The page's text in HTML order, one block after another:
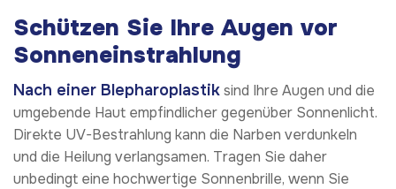
Schützen Sie Ihre Augen vor
Sonneneinstrahlung
Nach einer Blepharoplastiksind Ihre Augen und die
umgebende Haut empfindlicher gegenüber Sonnenlicht.
Direkte UV-Bestrahlung kann die Narben verdunkeln
und die Heilung verlangsamen. Tragen Sie daher
unbedingt eine hochwertige Sonnenbrille, wenn Sie